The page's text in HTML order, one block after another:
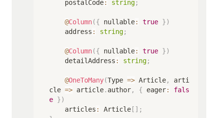
    postalCode
: string;
@Column({ nullable: true })
    address
: string;
@Column({ nullable: true })
    detailAddress
: string;
@OneToMany(Type => Article,
arti
cle => article. author, { eager:
fals
e })
    articles
: Article [ ] ;